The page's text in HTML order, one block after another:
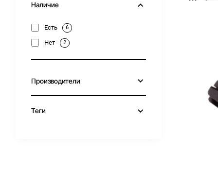
Наличие
Есть 6
Нет 2
Производители
Теги